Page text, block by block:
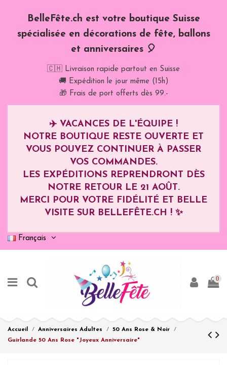
BelleFête.ch est votre boutique Suisse
spécialisée en décorations de fête, ballons
et anniversaires 🎈
🇨🇭 Livraison rapide partout en Suisse
🚚 Expédition le jour même (15h)
🎁 Frais de port offerts dès 99.-
✈️ VACANCES DE L'ÉQUIPE !
NOTRE BOUTIQUE RESTE OUVERTE ET
VOUS POUVEZ CONTINUER À PASSER
VOS COMMANDES.
LES EXPÉDITIONS REPRENDRONT DÈS
NOTRE RETOUR LE 21 AOÛT.
MERCI POUR VOTRE FIDÉLITÉ ET BELLE
VISITE SUR BELLEFÊTE.CH ! ✨
Français
0
Accueil Anniversaires Adultes
50 Ans Rose & Noir
Guirlande 50 Ans Rose "Joyeux Anniversaire"